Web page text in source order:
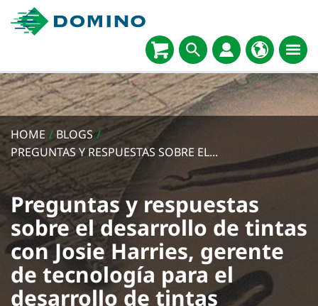
HOME / BLOGS /
PREGUNTAS Y RESPUESTAS SOBRE EL...
Preguntas y respuestas
sobre el desarrollo de tintas
con Josie Harries, gerente
de tecnología para el
desarrollo de tintas